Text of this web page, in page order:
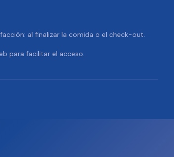
al finalizar la comida o el check-out.
para facilitar el acceso.